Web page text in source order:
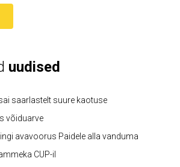
uudised
saarlastelt suure kaotuse
võiduarve
avavoorus Paidele alla vanduma
CUP-il